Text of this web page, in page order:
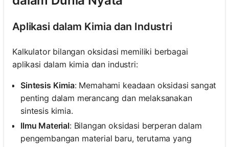
Aplikasi dalam Kimia dan Industri
Kalkulator bilangan oksidasi memiliki berbagai
aplikasi dalam kimia dan industri:
Sintesis Kimia: Memahami keadaan oksidasi sangat
penting dalam merancang dan melaksanakan
sintesis kimia.
Ilmu Material: Bilangan oksidasi berperan dalam
pengembangan material baru, terutama yang